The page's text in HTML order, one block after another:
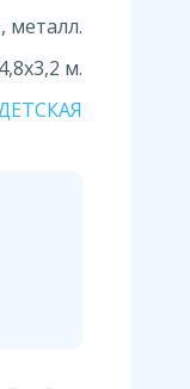
металл.
4,8х3,2 м.